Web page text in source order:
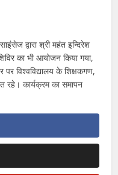
द्वारा श्री महंत इन्दिरेश
का भी आयोजन किया गया,
विश्वविद्यालय के शिक्षकगण,
रहे। कार्यक्रम का समापन